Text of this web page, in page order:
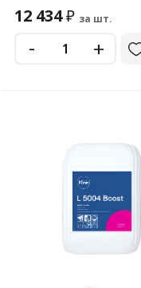
12 434₽ за шт.
- +